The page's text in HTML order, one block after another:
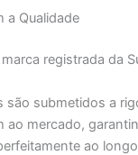
a Qualidade
registrada da
são submetidos a
ao mercado,
ao